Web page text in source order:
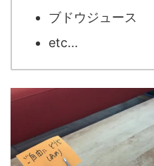
ブドウジュース
etc...